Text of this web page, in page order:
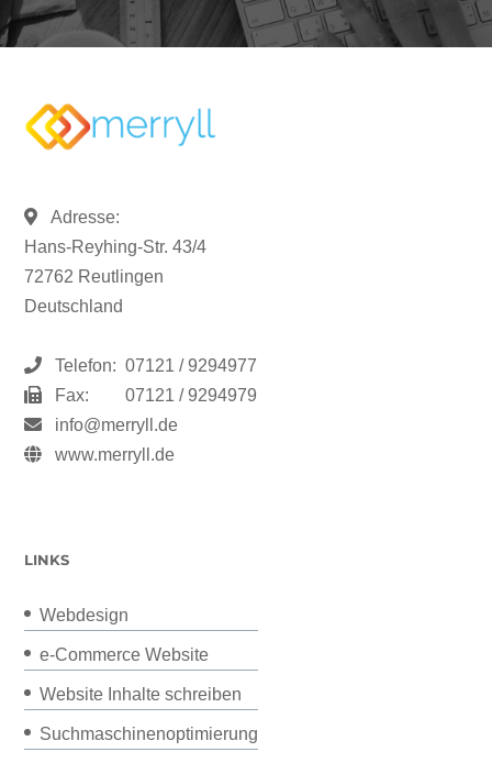
Adresse:
Hans-Reyhing-Str. 43/4
72762 Reutlingen
Deutschland
Telefon: 07121 / 9294977
Fax:
07121 / 9294979
info@merryll.de
www.merryll.de
LINKS
Webdesign
e-Commerce Website
Website Inhalte schreiben
Suchmaschinenoptimierung